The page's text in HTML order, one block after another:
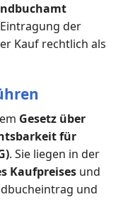
der
Kauf rechtlich als
Gesetz über
für
. Sie liegen in der
Kaufpreises und
und